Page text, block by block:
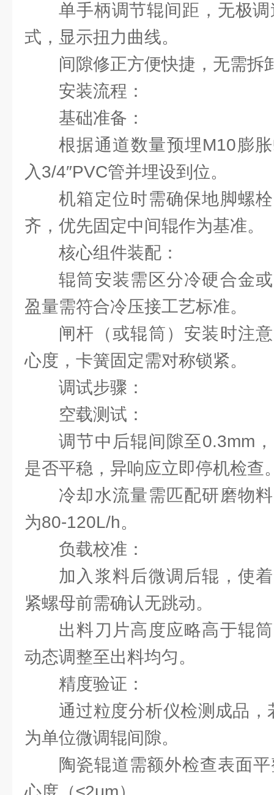
单手柄调节辊间距，无极
式，显示扭力曲线。
间隙修正方便快捷，无需拆
安装流程：
‌基础准备‌：
根据通道数量预埋M10膨
入3/4″PVC管并埋设到位。
机箱定位时需确保地脚螺
齐，优先固定中间辊作为基准。
‌核心组件装配‌：
辊筒安装需区分冷硬合金
盈量需符合冷压接工艺标准。
闸杆（或辊筒）安装时注
心度，卡簧固定需对称锁紧。
调试步骤：
‌空载测试‌：
调节中后辊间隙至0.3mm
是否平稳，异响应立即停机检查
冷却水流量需匹配研磨物
为80-120L/h。
‌负载校准‌：
加入浆料后微调后辊，使
紧螺母前需确认无跳动。
出料刀片高度应略高于辊
动态调整至出料均匀。
‌精度验证‌：
通过粒度分析仪检测成品
为单位微调辊间隙。
陶瓷辊道需额外检查表面